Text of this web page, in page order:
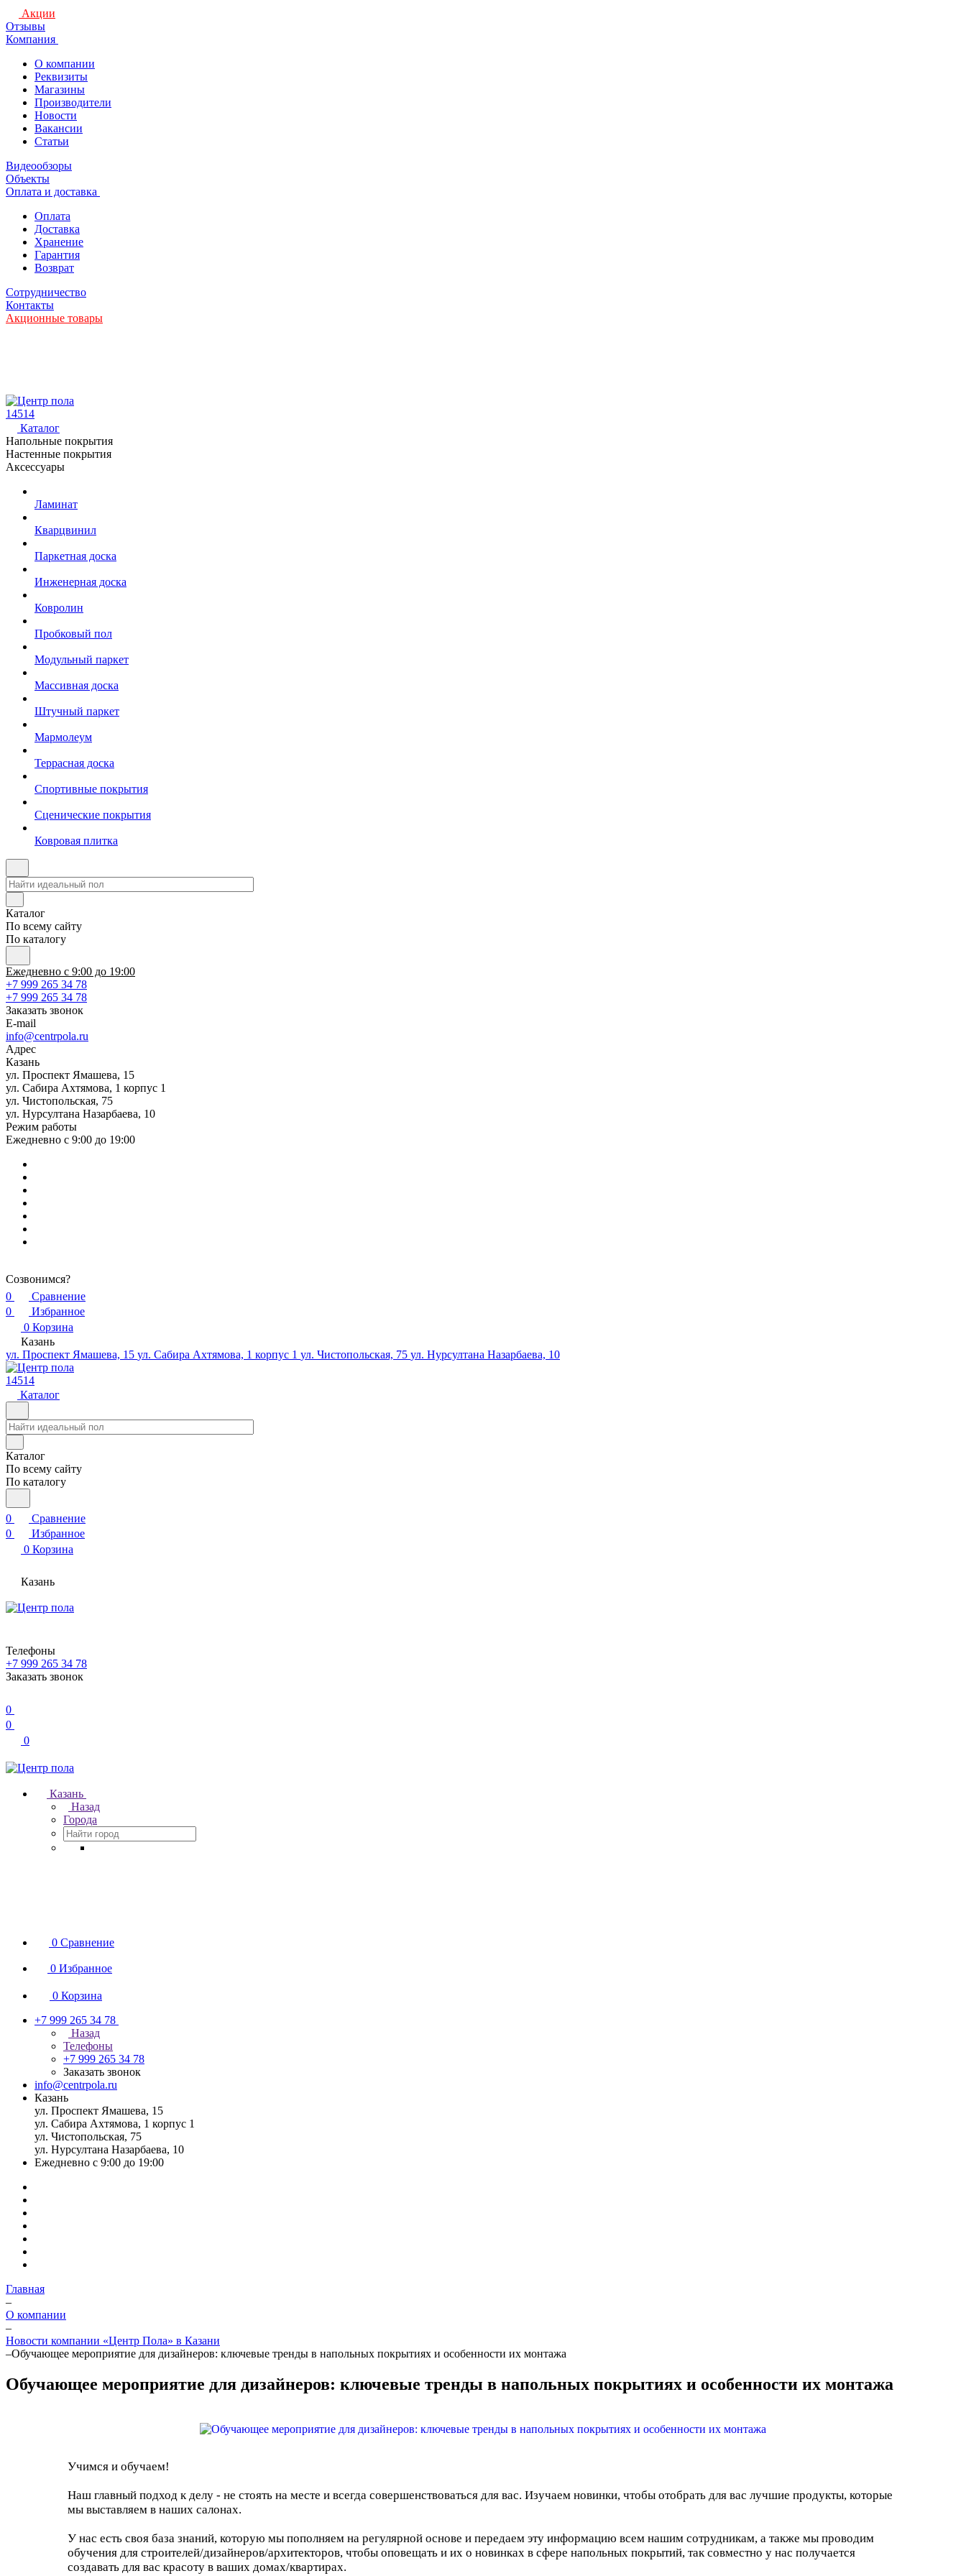
Акции
Отзывы
Компания
О компании
Реквизиты
Магазины
Производители
Новости
Вакансии
Статьи
Видеообзоры
Объекты
Оплата и доставка
Оплата
Доставка
Хранение
Гарантия
Возврат
Сотрудничество
Контакты
Акционные товары
14514
Каталог
Напольные покрытия
Настенные покрытия
Аксессуары
Ламинат
Кварцвинил
Паркетная доска
Инженерная доска
Ковролин
Пробковый пол
Модульный паркет
Массивная доска
Штучный паркет
Мармолеум
Террасная доска
Спортивные покрытия
Сценические покрытия
Ковровая плитка
Каталог
По всему сайту
По каталогу
Ежедневно с 9:00 до 19:00
+7 999 265 34 78
+7 999 265 34 78
Заказать звонок
E-mail
info@centrpola.ru
Адрес
Казань
ул. Проспект Ямашева, 15
ул. Сабира Ахтямова, 1 корпус 1
ул. Чистопольская, 75
ул. Нурсултана Назарбаева, 10
Режим работы
Ежедневно с 9:00 до 19:00
Созвонимся?
0
Сравнение
0
Избранное
0 Корзина
Казань
ул. Проспект Ямашева, 15 ул. Сабира Ахтямова, 1 корпус 1 ул. Чистопольская, 75 ул. Нурсултана Назарбаева, 10
14514
Каталог
Каталог
По всему сайту
По каталогу
0
Сравнение
0
Избранное
0 Корзина
Казань
Телефоны
+7 999 265 34 78
Заказать звонок
0
0
0
Казань
Назад
Города
0 Сравнение
0 Избранное
0 Корзина
+7 999 265 34 78
Назад
Телефоны
+7 999 265 34 78
Заказать звонок
info@centrpola.ru
Казань
ул. Проспект Ямашева, 15
ул. Сабира Ахтямова, 1 корпус 1
ул. Чистопольская, 75
ул. Нурсултана Назарбаева, 10
Ежедневно с 9:00 до 19:00
Главная
–
О компании
–
Новости компании «Центр Пола» в Казани
–Обучающее мероприятие для дизайнеров: ключевые тренды в напольных покрытиях и особенности их монтажа
Обучающее мероприятие для дизайнеров: ключевые тренды в напольных покрытиях и особенности их монтажа
Учимся и обучаем!
Наш главный подход к делу - не стоять на месте и всегда совершенствоваться для вас. Изучаем новинки, чтобы отобрать для вас лучшие продукты, которые
мы выставляем в наших салонах.
У нас есть своя база знаний, которую мы пополняем на регулярной основе и передаем эту информацию всем нашим сотрудникам, а также мы проводим
обучения для строителей/дизайнеров/архитекторов, чтобы оповещать и их о новинках в сфере напольных покрытий, так совместно у нас получается
создавать для вас красоту в ваших домах/квартирах.